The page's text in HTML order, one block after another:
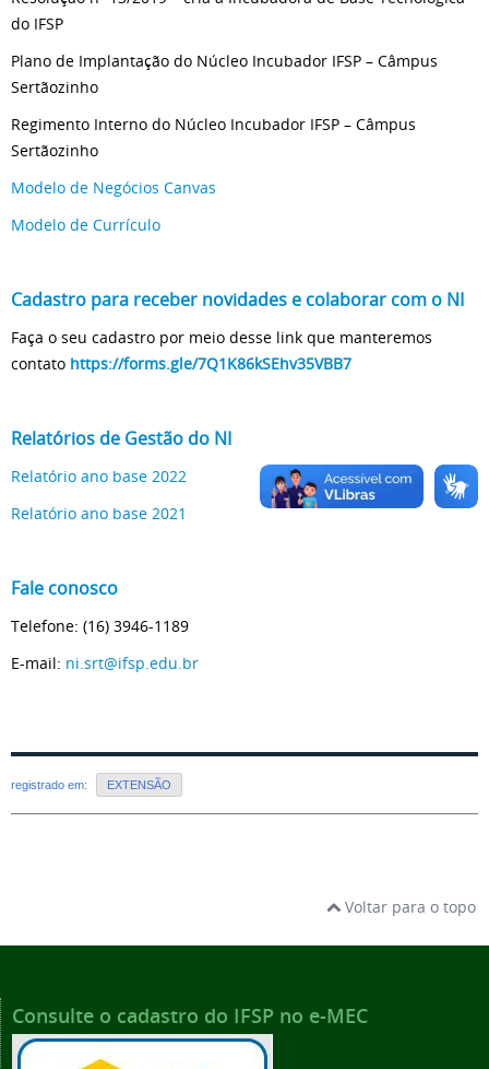
do IFSP
Plano de Implantação do Núcleo Incubador IFSP – Câmpus
Sertãozinho
Regimento Interno do Núcleo Incubador IFSP – Câmpus
Sertãozinho
Modelo de Negócios Canvas
Modelo de Currículo
Cadastro para receber novidades e colaborar com o NI
Faça o seu cadastro por meio desse link que manteremos
contato https://forms.gle/7Q1K86kSEhv35VBB7
Relatórios de Gestão do NI
Relatório ano base 2022
Relatório ano base 2021
Fale conosco
Telefone: (16) 3946-1189
E-mail: ni.srt@ifsp.edu.br
registrado em: EXTENSÃO
Voltar para o topo
Consulte o cadastro do IFSP no e-MEC